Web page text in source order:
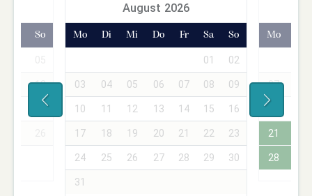
So
12
19
August 2026
Mo Di Mi Do Fr Sa So
01 02
03 04 05 06 07 08 09
10 11 12 13 14 15 16
17 18 19 20 21 22 23
24 25 26 27 28 29 30
31
Mo
07
21
28